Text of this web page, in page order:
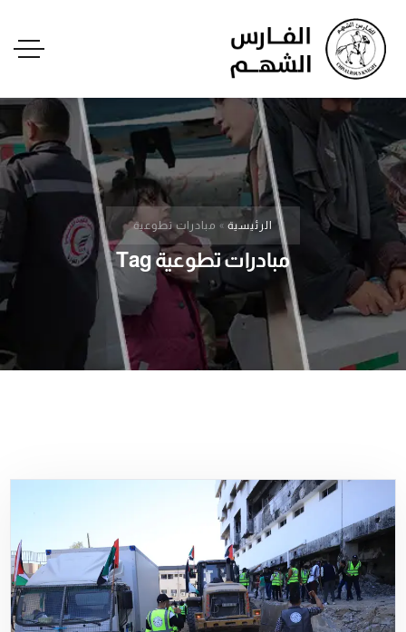
الرئيسية » مبادرات تطوعية
مبادرات تطوعية Tag